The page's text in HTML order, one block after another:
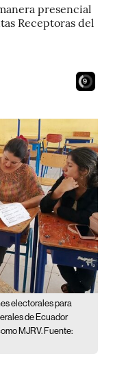
presencial
Receptoras del
7
electorales para
de Ecuador
MJRV. Fuente: